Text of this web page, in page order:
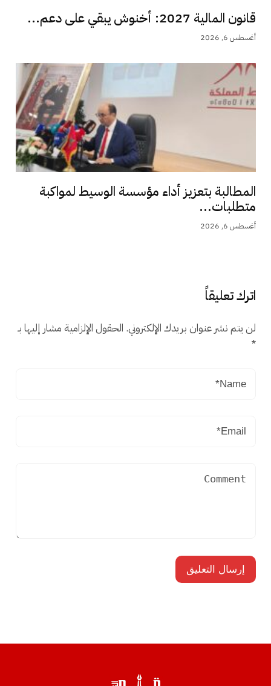
قانون المالية 2027: أخنوش يبقي على دعم...
أغسطس 6, 2026
المطالبة بتعزيز أداء مؤسسة الوسيط لمواكبة
متطلبات...
أغسطس 6, 2026
اترك تعليقاً
لن يتم نشر عنوان بريدك الإلكتروني. الحقول الإلزامية مشار إليها بـ
*